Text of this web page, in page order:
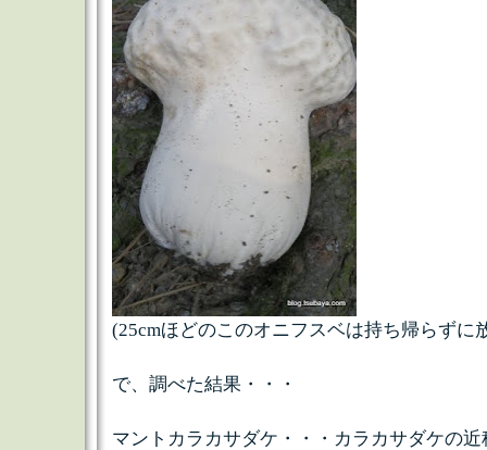
(25cmほどのこのオニフスベは持ち帰らずに
で、調べた結果・・・
マントカラカサダケ・・・カラカサダケの